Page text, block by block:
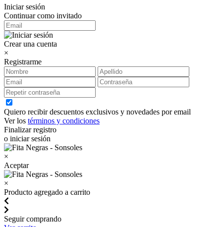
Iniciar sesión
Continuar como invitado
Crear una cuenta
×
Registrarme
Quiero recibir descuentos exclusivos y novedades por email
Ver los términos y condiciones
Finalizar registro
o iniciar sesión
×
Aceptar
×
Producto agregado a carrito
Seguir comprando